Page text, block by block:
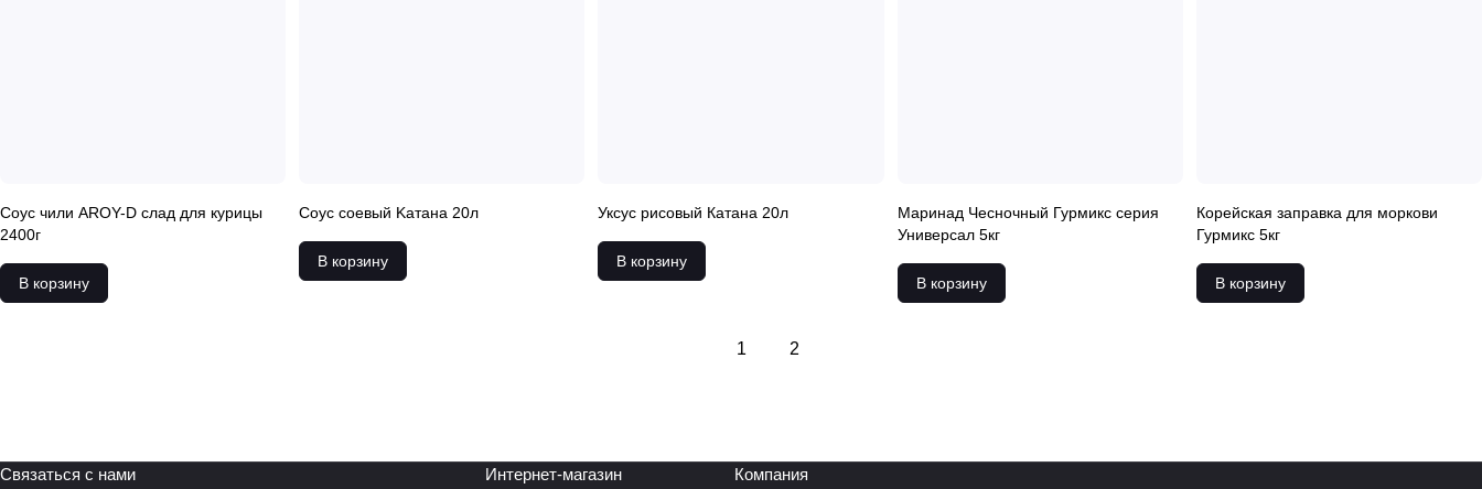
Соус чили AROY-D слад для курицы
2400г
В корзину
Соус соевый Kатана 20л
В корзину
Уксус рисовый Катана 20л
В корзину
Маринад Чесночный Гурмикс серия
Универсал 5кг
В корзину
Корейская заправка для моркови
Гурмикс 5кг
В корзину
1 2
Связаться с нами Интернет-магазин Компания